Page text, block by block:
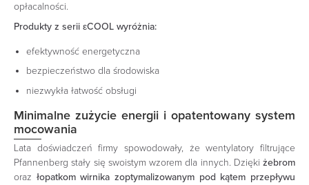
opłacalności.
Produkty z serii εCOOL wyróżnia:
efektywność energetyczna
bezpieczeństwo dla środowiska
niezwykła łatwość obsługi
Minimalne zużycie energii i opatentowany system
mocowania
Lata doświadczeń firmy spowodowały, że wentylatory filtrujące
Pfannenberg stały się swoistym wzorem dla innych. Dzięki żebrom
oraz łopatkom wirnika zoptymalizowanym pod kątem przepływu